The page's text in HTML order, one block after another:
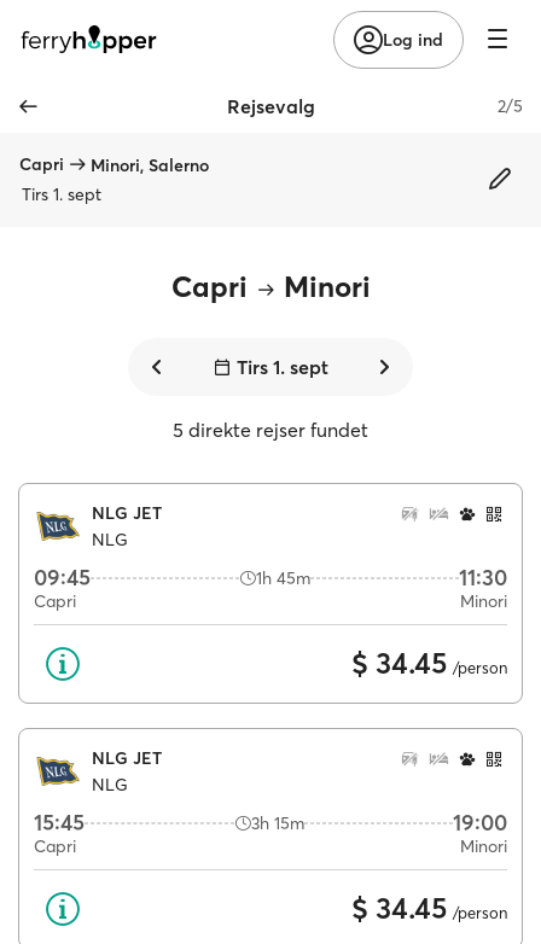
Log ind
Rejsevalg 2/5
Capri
Minori, Salerno
Tirs 1. sept
Capri Minori
Tirs 1. sept
5 direkte rejser fundet
NLG JET
NLG
09:45 1h 45m 11:30
Capri Minori
$ 34.45 /person
NLG JET
NLG
15:45 3h 15m 19:00
Capri Minori
$ 34.45 /person